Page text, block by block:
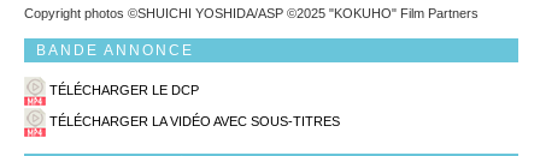
Copyright photos ©SHUICHI YOSHIDA/ASP ©2025 "KOKUHO" Film Partners
BANDE ANNONCE
TÉLÉCHARGER LE DCP
TÉLÉCHARGER LA VIDÉO AVEC SOUS-TITRES